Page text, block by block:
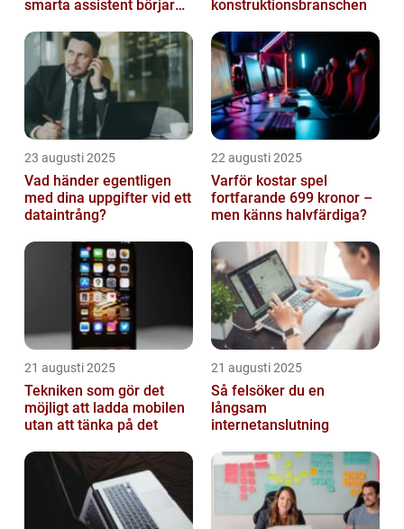
smarta assistent börjar
konstruktionsbranschen
23 augusti 2025
Vad händer egentligen
med dina uppgifter vid ett
dataintrång?
22 augusti 2025
Varför kostar spel
fortfarande 699 kronor –
men känns halvfärdiga?
21 augusti 2025
Tekniken som gör det
möjligt att ladda mobilen
utan att tänka på det
21 augusti 2025
Så felsöker du en
långsam
internetanslutning